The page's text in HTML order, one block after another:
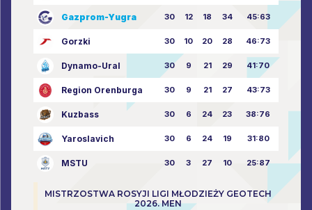
Gazprom-Yugra 30 12 18 34 45:63
Gorzki 30 10 20 28 46:73
Dynamo-Ural 30 9 21 29 41:70
Region Orenburga 30 9 21 27 43:73
Kuzbass 30 6 24 23 38:76
Yaroslavich 30 6 24 19 31:80
MSTU 30 3 27 10 25:87
MISTRZOSTWA ROSYJI LIGI MŁODZIEŻY GEOTECH
2026. MEN